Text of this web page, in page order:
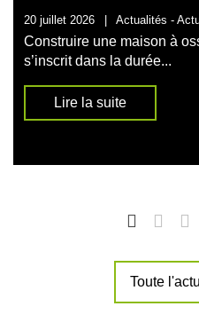
20 juillet 2026 | Actualités -
Construire une maison à
s’inscrit dans la durée...
Lire la suite
Toute